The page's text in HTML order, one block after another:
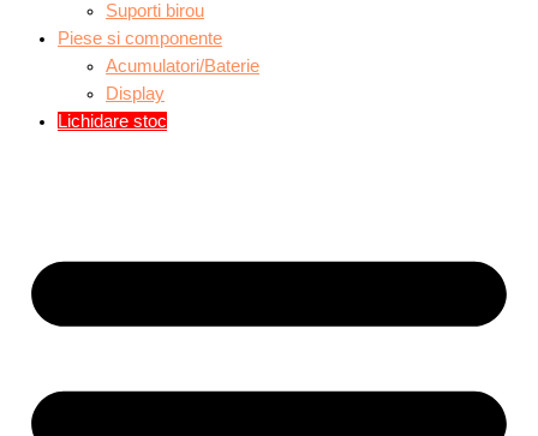
Suporti birou
Piese si componente
Acumulatori/Baterie
Display
Lichidare stoc